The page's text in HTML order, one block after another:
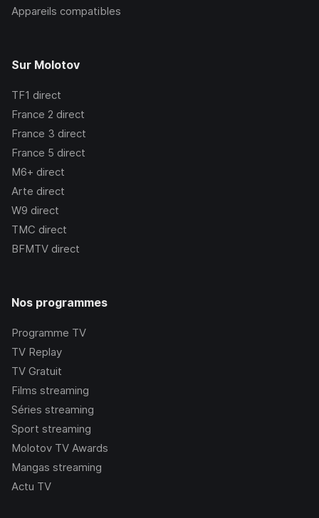
Appareils compatibles
Sur Molotov
TF1 direct
France 2 direct
France 3 direct
France 5 direct
M6+ direct
Arte direct
W9 direct
TMC direct
BFMTV direct
Nos programmes
Programme TV
TV Replay
TV Gratuit
Films streaming
Séries streaming
Sport streaming
Molotov TV Awards
Mangas streaming
Actu TV